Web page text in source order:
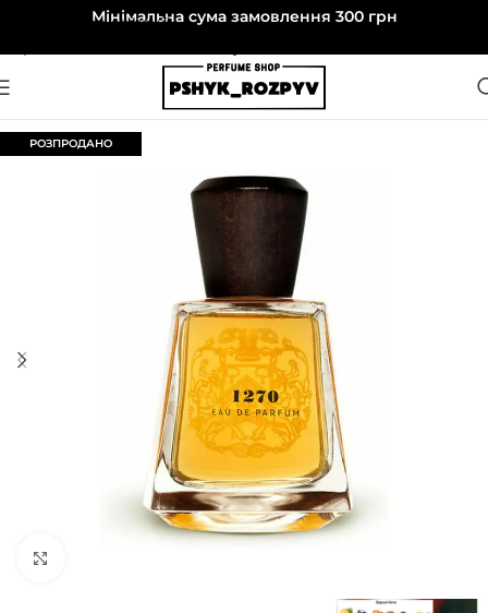
Перейти до навігаціїМінімальна сума замовлення 300 грн
РОЗПРОДАНО